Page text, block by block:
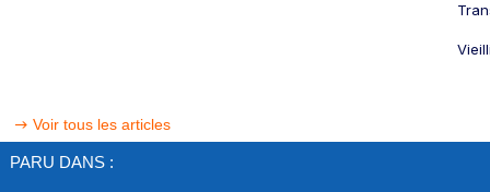
Voir tous les articles
PARU DANS :